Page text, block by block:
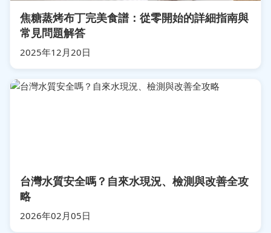
焦糖蒸烤布丁完美食譜：從零開始的詳細指南與
常見問題解答
2025年12月20日
台灣水質安全嗎？自來水現況、檢測與改善全攻
略
2026年02月05日